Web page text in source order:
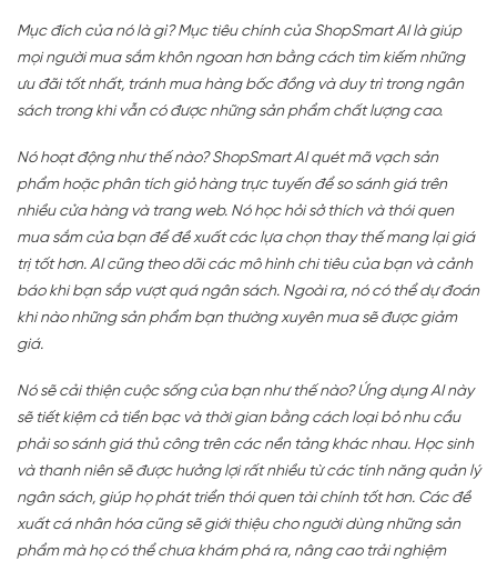
Mục đích của nó là gì? Mục tiêu chính của ShopSmart AI là giúp
mọi người mua sắm khôn ngoan hơn bằng cách tìm kiếm những
ưu đãi tốt nhất, tránh mua hàng bốc đồng và duy trì trong ngân
sách trong khi vẫn có được những sản phẩm chất lượng cao.
Nó hoạt động như thế nào? ShopSmart AI quét mã vạch sản
phẩm hoặc phân tích giỏ hàng trực tuyến để so sánh giá trên
nhiều cửa hàng và trang web. Nó học hỏi sở thích và thói quen
mua sắm của bạn để đề xuất các lựa chọn thay thế mang lại giá
trị tốt hơn. AI cũng theo dõi các mô hình chi tiêu của bạn và cảnh
báo khi bạn sắp vượt quá ngân sách. Ngoài ra, nó có thể dự đoán
khi nào những sản phẩm bạn thường xuyên mua sẽ được giảm
giá.
Nó sẽ cải thiện cuộc sống của bạn như thế nào? Ứng dụng AI này
sẽ tiết kiệm cả tiền bạc và thời gian bằng cách loại bỏ nhu cầu
phải so sánh giá thủ công trên các nền tảng khác nhau. Học sinh
và thanh niên sẽ được hưởng lợi rất nhiều từ các tính năng quản lý
ngân sách, giúp họ phát triển thói quen tài chính tốt hơn. Các đề
xuất cá nhân hóa cũng sẽ giới thiệu cho người dùng những sản
phẩm mà họ có thể chưa khám phá ra, nâng cao trải nghiệm